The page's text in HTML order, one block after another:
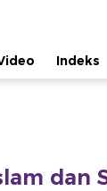
Indeks
dan